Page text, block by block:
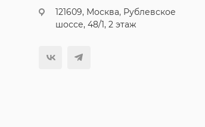
121609, Москва, Рублевское
шоссе, 48/1, 2 этаж